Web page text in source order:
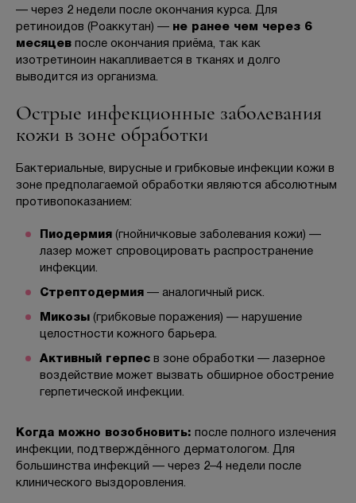
— через 2 недели после окончания курса. Для
ретиноидов (Роаккутан) — не ранее чем через 6
месяцев после окончания приёма, так как
изотретиноин накапливается в тканях и долго
выводится из организма.
Острые инфекционные заболевания
кожи в зоне обработки
Бактериальные, вирусные и грибковые инфекции кожи в
зоне предполагаемой обработки являются абсолютным
противопоказанием:
Пиодермия (гнойничковые заболевания кожи) —
лазер может спровоцировать распространение
инфекции.
Стрептодермия — аналогичный риск.
Микозы (грибковые поражения) — нарушение
целостности кожного барьера.
Активный герпес в зоне обработки — лазерное
воздействие может вызвать обширное обострение
герпетической инфекции.
Когда можно возобновить: после полного излечения
инфекции, подтверждённого дерматологом. Для
большинства инфекций — через 2–4 недели после
клинического выздоровления.